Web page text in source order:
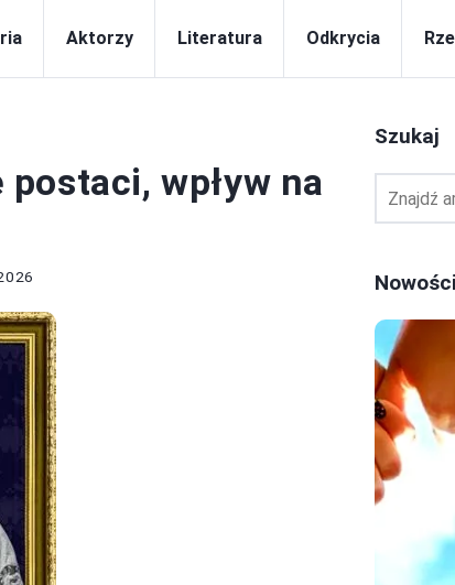
Aktorzy Literatura Odkrycia
wpływ na
Szukaj
Nowości